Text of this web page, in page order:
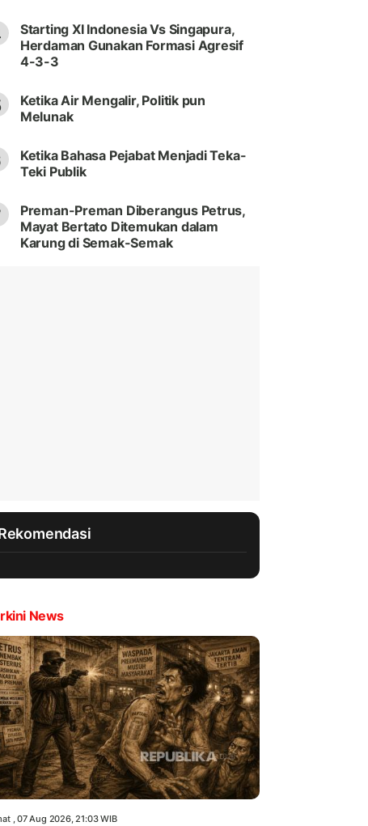
Starting XI Indonesia Vs Singapura,
Herdaman Gunakan Formasi Agresif
4-3-3
Ketika Air Mengalir, Politik pun
Melunak
Ketika Bahasa Pejabat Menjadi Teka-
Teki Publik
Preman-Preman Diberangus Petrus,
Mayat Bertato Ditemukan dalam
Karung di Semak-Semak
News
, 07 Aug 2026, 21:03 WIB